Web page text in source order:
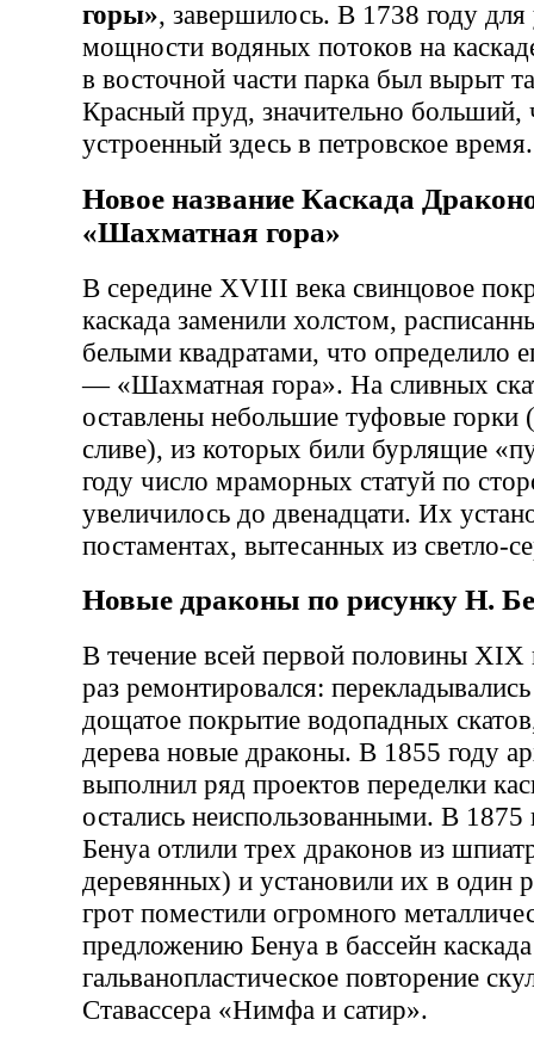
горы», завершилось. В 1738 году для
мощности водяных потоков на
в восточной части парка был вырыт
Красный пруд, значительно больший,
устроенный здесь в петровское время.
Новое название Каскада
«Шахматная гора»
В середине XVIII века свинцовое
каскада заменили холстом,
белыми квадратами, что определило
— «Шахматная гора». На сливных
оставлены небольшие туфовые горки
сливе), из которых били бурлящие
году число мраморных статуй по
увеличилось до двенадцати. Их
постаментах, вытесанных из светло-
Новые драконы по рисунку Н.
В течение всей первой половины XIX
раз ремонтировался:
дощатое покрытие водопадных
дерева новые драконы. В 1855 году
выполнил ряд проектов переделки
остались неиспользованными. В 1875
Бенуа отлили трех драконов из
деревянных) и установили их в один
грот поместили огромного
предложению Бенуа в бассейн
гальванопластическое повторение
Ставассера «Нимфа и сатир».